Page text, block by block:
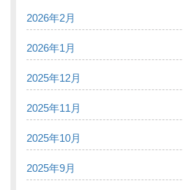
2026年2月
2026年1月
2025年12月
2025年11月
2025年10月
2025年9月